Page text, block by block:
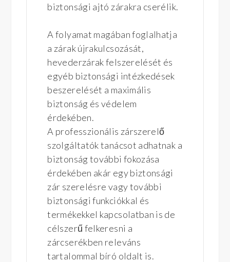
biztonsági ajtó zárakra cserélik.
A folyamat magában foglalhatja
a zárak újrakulcsozását,
hevederzárak felszerelését és
egyéb biztonsági intézkedések
beszerelését a maximális
biztonság és védelem
érdekében.
A professzionális zárszerelő
szolgáltatók tanácsot adhatnak a
biztonság további fokozása
érdekében akár egy biztonsági
zár szerelésre vagy további
biztonsági funkciókkal és
termékekkel kapcsolatban is de
célszerű felkeresni a
zárcserékben releváns
tartalommal bíró oldalt is.